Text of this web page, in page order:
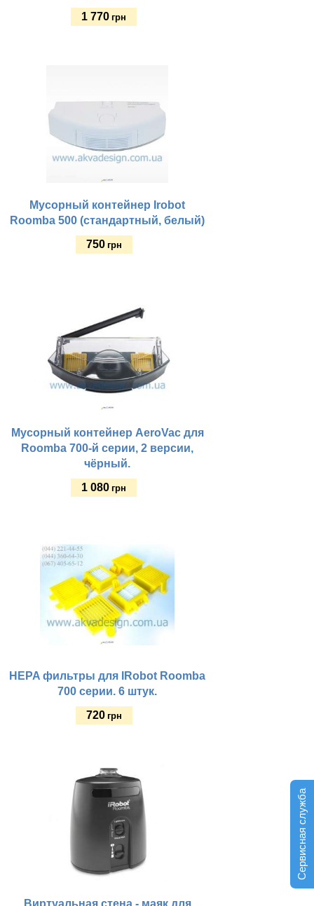
Сервисная служба
1 770 грн
Мусорный контейнер Irobot
Roomba 500 (стандартный, белый)
750 грн
Мусорный контейнер AeroVac для
Roomba 700-й серии, 2 версии,
чёрный.
1 080 грн
HEPA фильтры для IRobot Roomba
700 серии. 6 штук.
720 грн
Виртуальная стена - маяк для